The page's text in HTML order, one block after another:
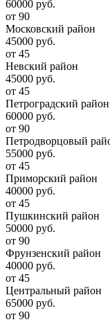
60000 руб.
от 90
Московский район
45000 руб.
от 45
Невский район
45000 руб.
от 45
Петроградский район
60000 руб.
от 90
Петродворцовый
55000 руб.
от 45
Приморский район
40000 руб.
от 45
Пушкинский район
50000 руб.
от 90
Фрунзенский район
40000 руб.
от 45
Центральный район
65000 руб.
от 90